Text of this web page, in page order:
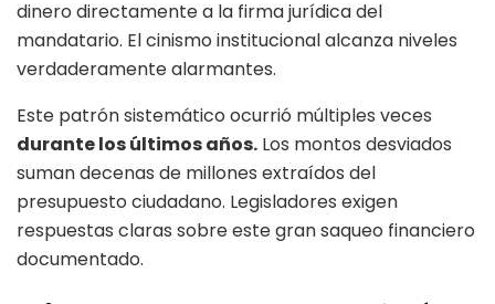
dinero directamente a la firma jurídica del
mandatario. El cinismo institucional alcanza niveles
verdaderamente alarmantes.
Este patrón sistemático ocurrió múltiples veces
durante los últimos años. Los montos desviados
suman decenas de millones extraídos del
presupuesto ciudadano. Legisladores exigen
respuestas claras sobre este gran saqueo financiero
documentado.